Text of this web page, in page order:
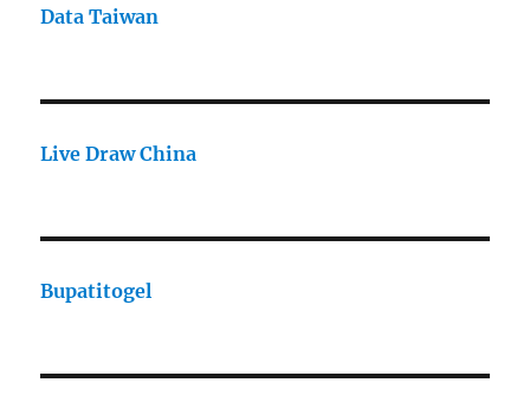
Data Taiwan
Live Draw China
Bupatitogel